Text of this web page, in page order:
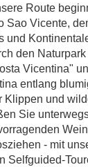
Route
Sao Vicente,
und
den
Vicentina"
entlang
Klippen und
Sie
- mit
Selfguided-